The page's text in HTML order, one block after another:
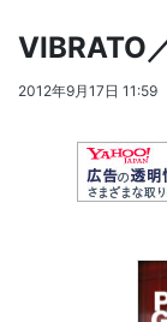
VIBRATO
2012年9月17日 11:59